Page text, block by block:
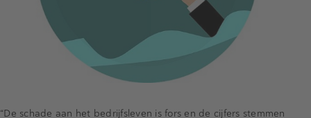
“De schade aan het bedrijfsleven is fors en de cijfers stemmen